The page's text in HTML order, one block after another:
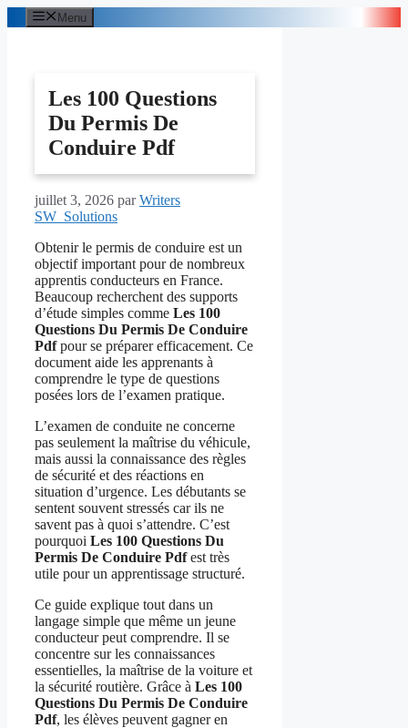
Aller
au
Menu
Les 100 Questions
Du Permis De
Conduire Pdf
juillet 3, 2026 parWriters
SW_Solutions
Obtenir le permis de conduire est un
objectif important pour de nombreux
apprentis conducteurs en France.
Beaucoup recherchent des supports
d’étude simples comme Les 100
Questions Du Permis De Conduire
Pdfpour se préparer efficacement. Ce
document aide les apprenants à
comprendre le type de questions
posées lors de l’examen pratique.
L’examen de conduite ne concerne
pas seulement la maîtrise du véhicule,
mais aussi la connaissance des règles
de sécurité et des réactions en
situation d’urgence. Les débutants se
sentent souvent stressés car ils ne
savent pas à quoi s’attendre. C’est
pourquoi Les 100 Questions Du
Permis De Conduire Pdfest très
utile pour un apprentissage structuré.
Ce guide explique tout dans un
langage simple que même un jeune
conducteur peut comprendre. Il se
concentre sur les connaissances
essentielles, la maîtrise de la voiture et
la sécurité routière. Grâce à Les 100
Questions Du Permis De Conduire
Pdf, les élèves peuvent gagner en